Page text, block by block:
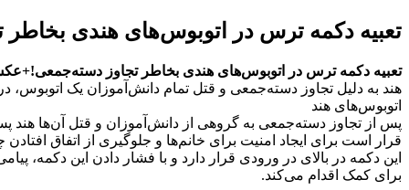
تعبیه دکمه‌‌ ترس در اتوبوس‌های هندی
تعبیه دکمه‌‌ ترس در اتوبوس‌های هندی بخاطر تجاوز
هند به دلیل تجاوز دسته‌جمعی‌ و قتل تمام دانش‌آموزان یک
اتوبوس‌های هند
پس از تجاوز دسته‌جمعی به گروهی از دانش‌آموزان و قتل آن‌ها هند پس از ۳ سال تصمیم گرفت برای نجات دانش‌آموزان دختر و همچنین تمام خانم‌ها در تمام اتوبوس‌ها دکمه
قرار است برای ایجاد امنیت برای خانم‌ها و جلوگیری از اتفاق
این دکمه در بالای در ورودی قرار دارد و با فشار دادن این
برای کمک اقدام می‌کند.